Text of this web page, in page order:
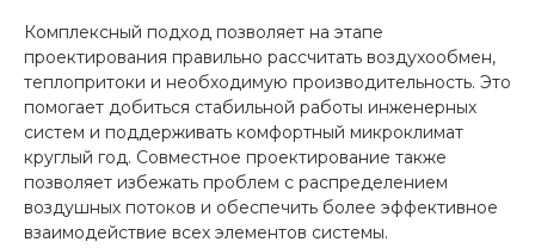
Комплексный подход позволяет на этапе
проектирования правильно рассчитать воздухообмен,
теплопритоки и необходимую производительность. Это
помогает добиться стабильной работы инженерных
систем и поддерживать комфортный микроклимат
круглый год. Совместное проектирование также
позволяет избежать проблем с распределением
воздушных потоков и обеспечить более эффективное
взаимодействие всех элементов системы.